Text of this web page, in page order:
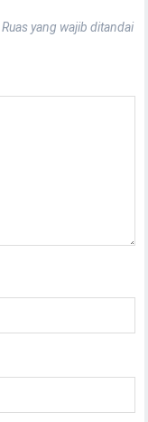
Ruas yang wajib ditandai